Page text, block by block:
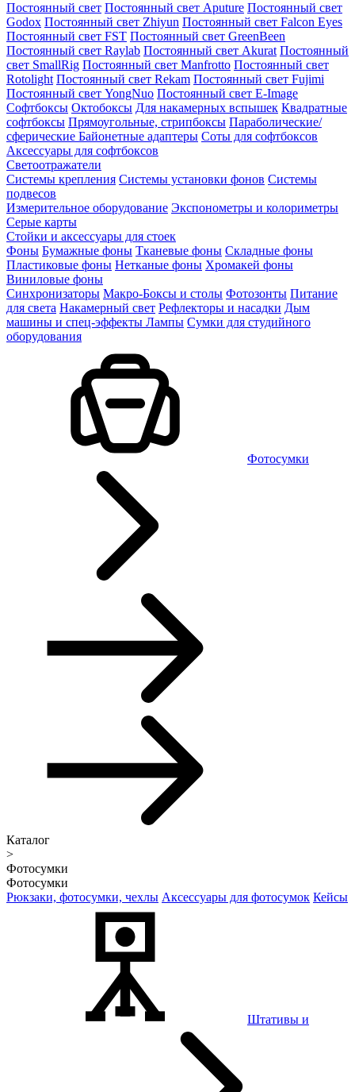
Постоянный свет Постоянный свет Aputure Постоянный свет
Godox Постоянный свет Zhiyun Постоянный свет Falcon Eyes
Постоянный свет FST Постоянный свет GreenBeen
Постоянный свет Raylab Постоянный свет Akurat Постоянный
свет SmallRig Постоянный свет Manfrotto Постоянный свет
Rotolight Постоянный свет Rekam Постоянный свет Fujimi
Постоянный свет YongNuo Постоянный свет E-Image
Софтбоксы Октобоксы Для накамерных вспышек Квадратные
софтбоксы Прямоугольные, стрипбоксы Параболические/
сферические Байонетныe адаптеры Соты для софтбоксов
Аксессуары для софтбоксов
Светоотражатели
Системы крепления Системы установки фонов Системы
подвесов
Измерительное оборудование Экспонометры и колориметры
Серые карты
Стойки и аксессуары для стоек
Фоны Бумажные фоны Тканевые фоны Складные фоны
Пластиковые фоны Нетканые фоны Хромакей фоны
Виниловые фоны
Синхронизаторы Макро-Боксы и столы Фотозонты Питание
для света Накамерный свет Рефлекторы и насадки Дым
машины и спец-эффекты Лампы Сумки для студийного
оборудования
Фотосумки
Каталог
>
Фотосумки
Фотосумки
Рюкзаки, фотосумки, чехлы Аксессуары для фотосумок Кейсы
Штативы и